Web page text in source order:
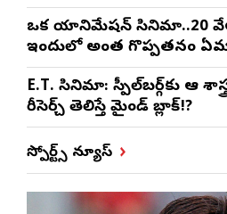
ఒక యానిమేషన్ సినిమా..20 వేల
ఇందులో అంత గొప్పతనం
E.T. సినిమా: స్పీల్‌బర్గ్‌కు ఆ
రీసెర్చ్ తెలిస్తే మైండ్ బ్లాక్!?
స్పోర్ట్స్ న్యూస్